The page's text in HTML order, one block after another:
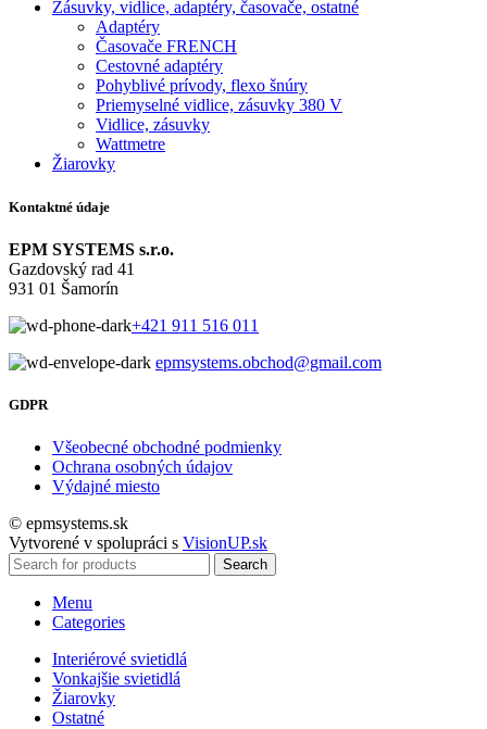
Zásuvky, vidlice, adaptéry, časovače, ostatné
Adaptéry
Časovače FRENCH
Cestovné adaptéry
Pohyblivé prívody, flexo šnúry
Priemyselné vidlice, zásuvky 380 V
Vidlice, zásuvky
Wattmetre
Žiarovky
Kontaktné údaje
EPM SYSTEMS s.r.o.
Gazdovský rad 41
931 01 Šamorín
+421 911 516 011
epmsystems.obchod@gmail.com
GDPR
Všeobecné obchodné podmienky
Ochrana osobných údajov
Výdajné miesto
© epmsystems.sk
Vytvorené v spolupráci s VisionUP.sk
Search
Menu
Categories
Interiérové svietidlá
Vonkajšie svietidlá
Žiarovky
Ostatné